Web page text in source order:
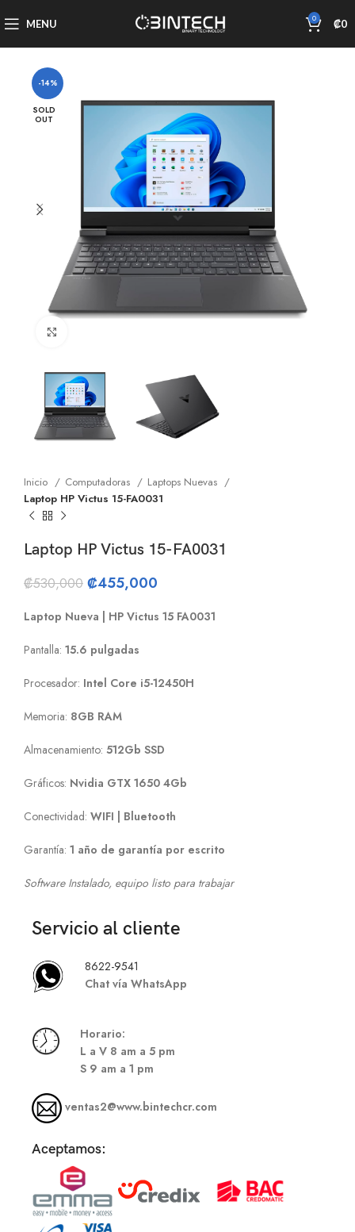
MENU 0 ₡0
-14%
SOLD
OUT
Inicio Computadoras
Laptops Nuevas
Laptop HP Victus 15-FA0031
Laptop HP Victus 15-FA0031
₡530,000 ₡455,000
Laptop Nueva | HP Victus 15 FA0031
Pantalla: 15.6 pulgadas
Procesador: Intel Core i5-12450H
Memoria: 8GB RAM
Almacenamiento: 512Gb SSD
Gráficos: Nvidia GTX 1650 4Gb
Conectividad: WIFI | Bluetooth
Garantía: 1 año de garantía por escrito
Software Instalado, equipo listo para trabajar
Servicio al cliente
8622-9541
Chat vía WhatsApp
Horario:
L a V 8 am a 5 pm
S 9 am a 1 pm
ventas2@www.bintechcr.com
Aceptamos: